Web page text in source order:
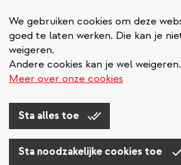
We gebruiken cookies om deze
goed te laten werken. Die kan je
weigeren.
Andere cookies kan je wel weigeren.
Meer over onze cookies
Sta alles toe
Sta noodzakelijke cookies toe